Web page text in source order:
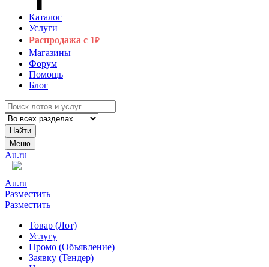
Каталог
Услуги
Распродажа с 1₽
Магазины
Форум
Помощь
Блог
Найти
Меню
Au.ru
Au.ru
Разместить
Разместить
Товар (Лот)
Услугу
Промо (Объявление)
Заявку (Тендер)